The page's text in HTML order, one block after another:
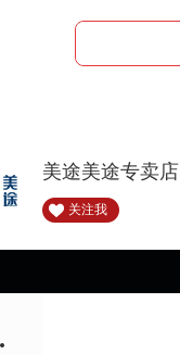
美途美途专卖店
关注我